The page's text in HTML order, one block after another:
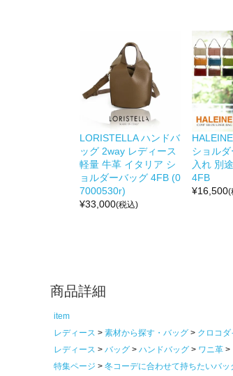
LORISTELLA ハンドバ
ッグ 2way レディース
軽量 牛革 イタリア シ
ョルダーバッグ 4FB (0
7000530r)
¥33,000(税込)
ショル
入れ 別
4FB
¥16,500(
商品詳細
item
レディース
素材から探す・バッグ クロコダ
レディース
バッグ ハンドバッグ ワニ革
特集ページ
冬コーデに合わせて持ちたいバッ